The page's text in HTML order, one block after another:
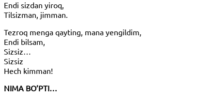
Endi sizdan yiroq,
Tilsizman, jimman.
Tezroq menga qayting, mana yengildim,
Endi bilsam,
Sizsiz…
Sizsiz
Hech kimman!
NIMA BO’PTI…